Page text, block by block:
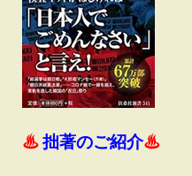
♨拙著のご紹介♨